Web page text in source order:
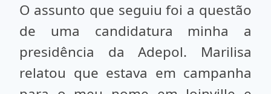
O assunto que seguiu foi a questão
de uma candidatura minha a
presidência da Adepol. Marilisa
relatou que estava em campanha